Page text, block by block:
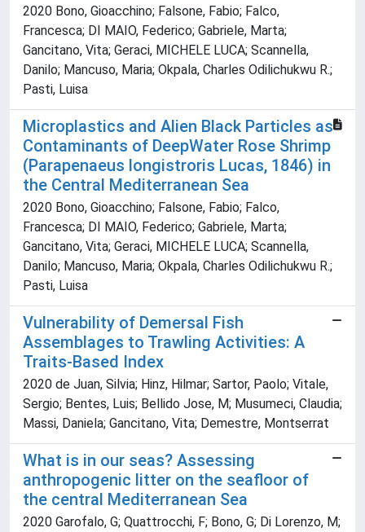
2020 Bono, Gioacchino; Falsone, Fabio; Falco,
Francesca; DI MAIO, Federico; Gabriele, Marta;
Gancitano, Vita; Geraci, MICHELE LUCA; Scannella,
Danilo; Mancuso, Maria; Okpala, Charles Odilichukwu R.;
Pasti, Luisa
Microplastics and Alien Black Particles as
Contaminants of DeepWater Rose Shrimp
(Parapenaeus longistroris Lucas, 1846) in
the Central Mediterranean Sea
2020 Bono, Gioacchino; Falsone, Fabio; Falco,
Francesca; DI MAIO, Federico; Gabriele, Marta;
Gancitano, Vita; Geraci, MICHELE LUCA; Scannella,
Danilo; Mancuso, Maria; Okpala, Charles Odilichukwu R.;
Pasti, Luisa
Vulnerability of Demersal Fish
Assemblages to Trawling Activities: A
Traits-Based Index
2020 de Juan, Silvia; Hinz, Hilmar; Sartor, Paolo; Vitale,
Sergio; Bentes, Luis; Bellido Jose, M; Musumeci, Claudia;
Massi, Daniela; Gancitano, Vita; Demestre, Montserrat
What is in our seas? Assessing
anthropogenic litter on the seafloor of
the central Mediterranean Sea
2020 Garofalo, G; Quattrocchi, F; Bono, G; Di Lorenzo, M;